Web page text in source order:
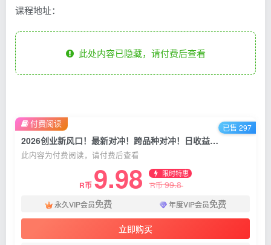
课程地址：
此处内容已隐藏，请付费后查看
2026创业新风口！最新对冲！跨品种对冲！日收益2000-6000+
此内容为付费阅读，请付费后查看
R币 9.98 限时特惠
R币99.8
永久VIP会员免费 年度VIP会员免费
立即购买
付费阅读 已售 297